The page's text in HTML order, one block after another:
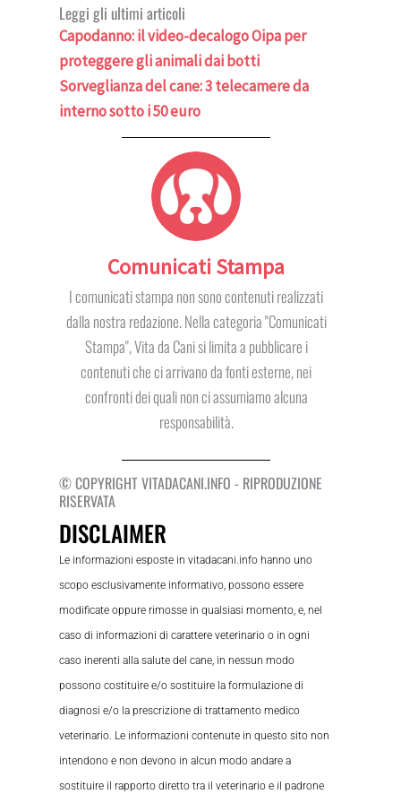
Leggi gli ultimi articoli
Capodanno: il video-decalogo Oipa per
proteggere gli animali dai botti
Sorveglianza del cane: 3 telecamere da
interno sotto i 50 euro
Comunicati Stampa
I comunicati stampa non sono contenuti realizzati
dalla nostra redazione. Nella categoria "Comunicati
Stampa", Vita da Cani si limita a pubblicare i
contenuti che ci arrivano da fonti esterne, nei
confronti dei quali non ci assumiamo alcuna
responsabilità.
© COPYRIGHT VITADACANI.INFO - RIPRODUZIONE
RISERVATA
DISCLAIMER
Le informazioni esposte in vitadacani.info hanno uno
scopo esclusivamente informativo, possono essere
modificate oppure rimosse in qualsiasi momento, e, nel
caso di informazioni di carattere veterinario o in ogni
caso inerenti alla salute del cane, in nessun modo
possono costituire e/o sostituire la formulazione di
diagnosi e/o la prescrizione di trattamento medico
veterinario. Le informazioni contenute in questo sito non
intendono e non devono in alcun modo andare a
sostituire il rapporto diretto tra il veterinario e il padrone